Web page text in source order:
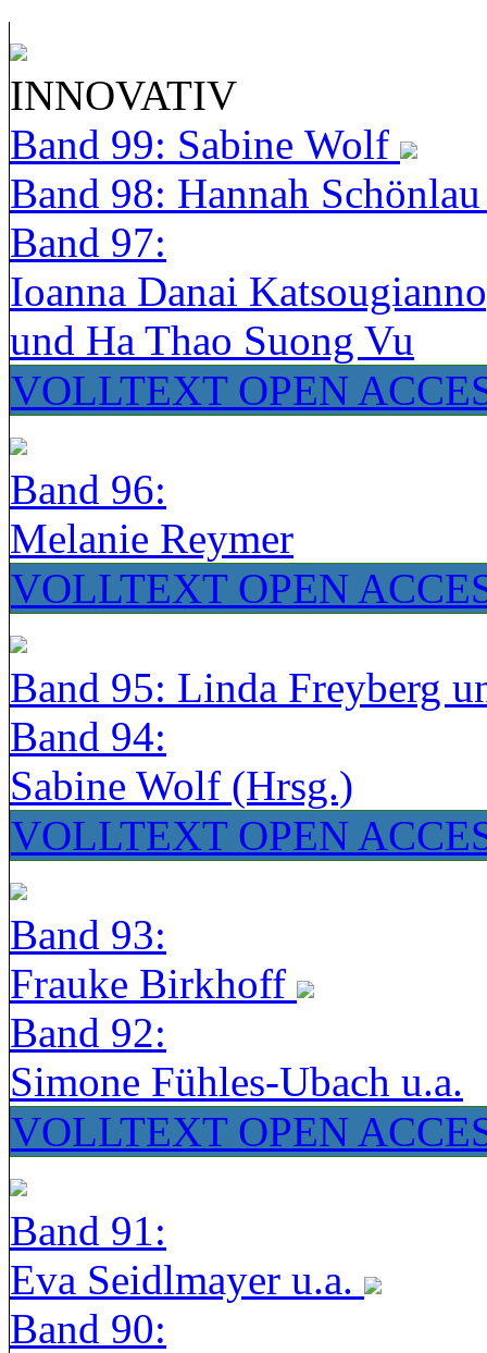
INNOVATIV
Band 99: Sabine Wolf
Band 98: Hannah
Band 97:
Ioanna Danai
und Ha Thao Suong Vu
VOLLTEXT OPEN
Band 96:
Melanie Reymer
VOLLTEXT OPEN
Band 95: Linda Freyberg
Band 94:
Sabine Wolf (Hrsg.)
VOLLTEXT OPEN
Band 93:
Frauke Birkhoff
Band 92:
Simone Fühles-Ubach u.a.
VOLLTEXT OPEN
Band 91:
Eva Seidlmayer u.a.
Band 90: